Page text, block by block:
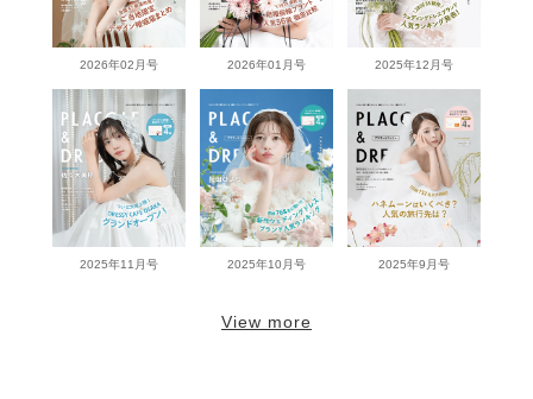
2026年02月号 2026年01月号 2025年12月号
2025年11月号 2025年10月号 2025年9月号
View more